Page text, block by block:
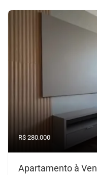
R$ 280.000
Apartamento à